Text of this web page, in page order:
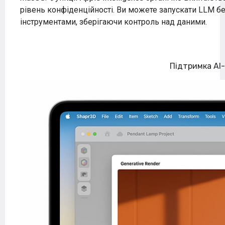
рівень конфіденційності. Ви можете запускати LLM
інструментами, зберігаючи контроль над даними.
Підтримка